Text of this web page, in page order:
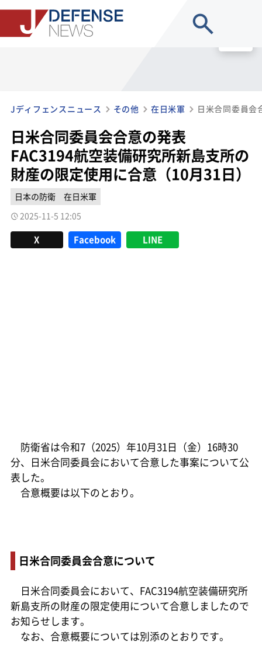
Jディフェンスニュース その他 在日米軍
日米合同委員会合意の発表
FAC3194航空装備研究所新島支所の
財産の限定使用に合意（10月31日）
日本の防衛
在日米軍
2025-11-5 12:05
X Facebook LINE
防衛省は令和7（2025）年10月31日（金）16時30
分、日米合同委員会において合意した事案について公
表した。
合意概要は以下のとおり。
日米合同委員会合意について
日米合同委員会において、FAC3194航空装備研究所
新島支所の財産の限定使用について合意しましたので
お知らせします。
なお、合意概要については別添のとおりです。